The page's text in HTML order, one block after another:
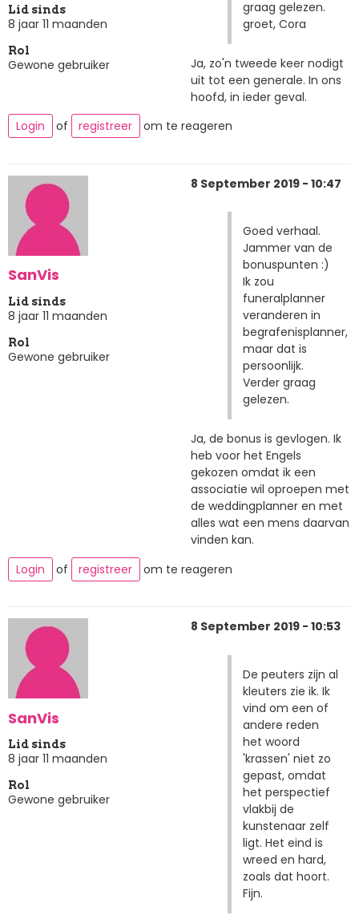
Lid sinds
8 jaar 11 maanden
Rol
Gewone gebruiker
graag gelezen.
groet, Cora
Ja, zo'n tweede keer nodigt
uit tot een generale. In ons
hoofd, in ieder geval.
Login
of registreer om te reageren
SanVis
Lid sinds
8 jaar 11 maanden
Rol
Gewone gebruiker
8 September 2019 - 10:47
Goed verhaal.
Jammer van de
bonuspunten :)
Ik zou
funeralplanner
veranderen in
begrafenisplanner,
maar dat is
persoonlijk.
Verder graag
gelezen.
Ja, de bonus is gevlogen. Ik
heb voor het Engels
gekozen omdat ik een
associatie wil oproepen met
de weddingplanner en met
alles wat een mens daarvan
vinden kan.
Login
of registreer om te reageren
SanVis
Lid sinds
8 jaar 11 maanden
Rol
Gewone gebruiker
8 September 2019 - 10:53
De peuters zijn al
kleuters zie ik. Ik
vind om een of
andere reden
het woord
'krassen' niet zo
gepast, omdat
het perspectief
vlakbij de
kunstenaar zelf
ligt. Het eind is
wreed en hard,
zoals dat hoort.
Fijn.